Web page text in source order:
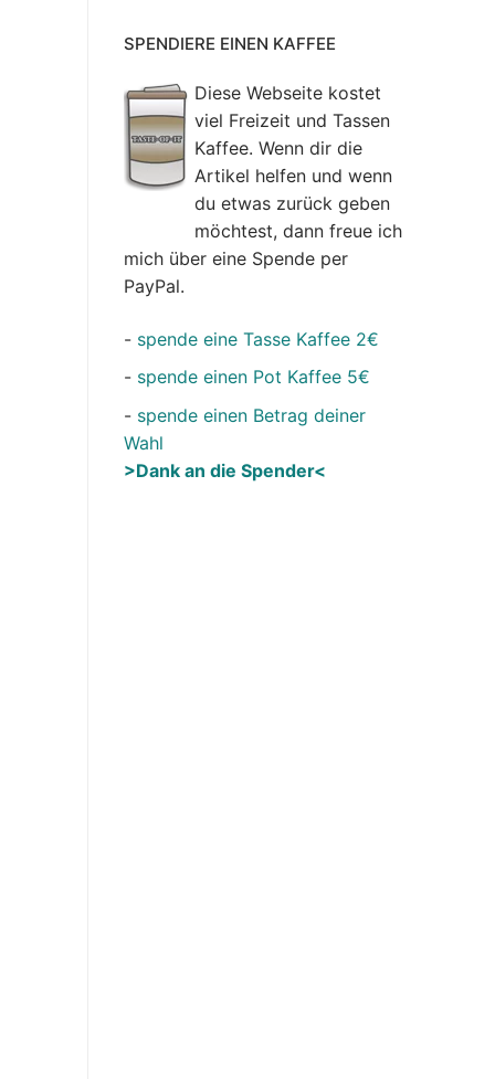
SPENDIERE EINEN KAFFEE
Diese Webseite kostet
viel Freizeit und Tassen
Kaffee. Wenn dir die
Artikel helfen und wenn
du etwas zurück geben
möchtest, dann freue ich
mich über eine Spende per
PayPal.
- spende eine Tasse Kaffee 2€
- spende einen Pot Kaffee 5€
- spende einen Betrag deiner
Wahl
>Dank an die Spender<